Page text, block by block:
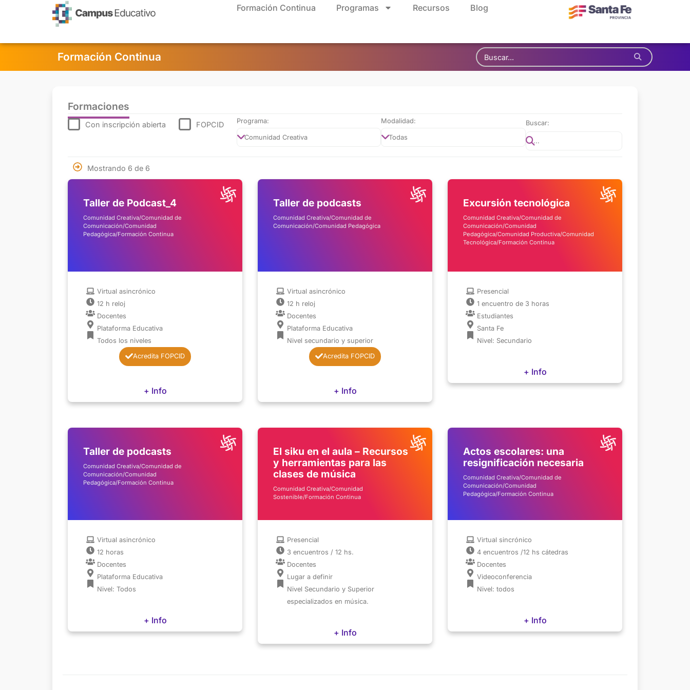
Formación Continua Programas Recursos Blog
Formación Continua
Formaciones
Con inscripción abierta FOPCID Programa: Modalidad: Buscar:
Mostrando 6 de 6
Taller de Podcast_4
Comunidad Creativa/Comunidad de
Comunicación/Comunidad
Pedagógica/Formación Continua
Virtual asincrónico
12 h reloj
Docentes
Plataforma Educativa
Todos los niveles
Acredita FOPCID
+ Info
Taller de podcasts
Comunidad Creativa/Comunidad de
Comunicación/Comunidad Pedagógica
Virtual asincrónico
12 h reloj
Docentes
Plataforma Educativa
Nivel secundario y superior
Acredita FOPCID
+ Info
Excursión tecnológica
Comunidad Creativa/Comunidad de
Comunicación/Comunidad
Pedagógica/Comunidad Productiva/Comunidad
Tecnológica/Formación Continua
Presencial
1 encuentro de 3 horas
Estudiantes
Santa Fe
Nivel: Secundario
+ Info
Taller de podcasts
Comunidad Creativa/Comunidad de
Comunicación/Comunidad
Pedagógica/Formación Continua
Virtual asincrónico
12 horas
Docentes
Plataforma Educativa
Nivel: Todos
+ Info
El siku en el aula – Recursos
y herramientas para las
clases de música
Comunidad Creativa/Comunidad
Sostenible/Formación Continua
Presencial
3 encuentros / 12 hs.
Docentes
Lugar a definir
Nivel Secundario y Superior
especializados en música.
+ Info
Actos escolares: una
resignificación necesaria
Comunidad Creativa/Comunidad de
Comunicación/Comunidad
Pedagógica/Formación Continua
Virtual sincrónico
4 encuentros /12 hs cátedras
Docentes
Videoconferencia
Nivel: todos
+ Info